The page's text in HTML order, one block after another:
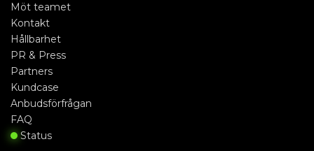
Möt teamet
Kontakt
Hållbarhet
PR & Press
Partners
Kundcase
Anbudsförfrågan
FAQ
Status